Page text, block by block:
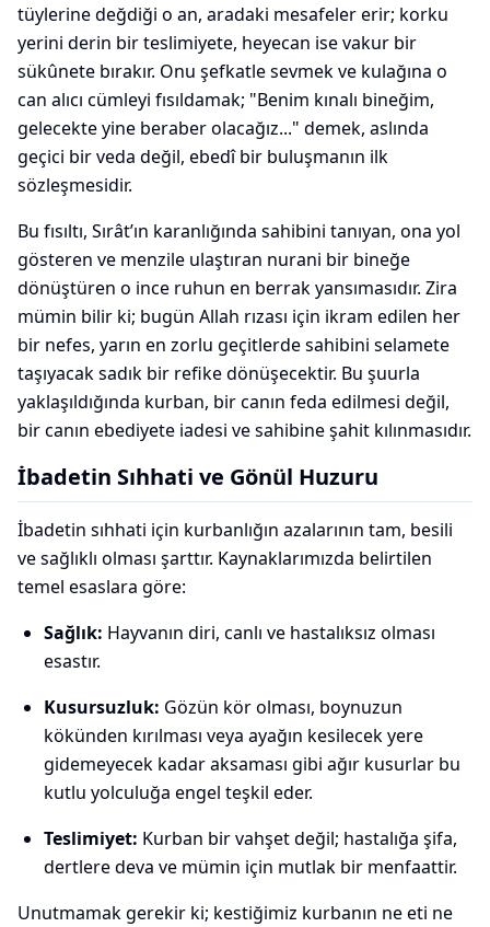
tüylerine değdiği o an, aradaki mesafeler erir; korku
yerini derin bir teslimiyete, heyecan ise vakur bir
sükûnete bırakır. Onu şefkatle sevmek ve kulağına o
can alıcı cümleyi fısıldamak; "Benim kınalı bineğim,
gelecekte yine beraber olacağız..." demek, aslında
geçici bir veda değil, ebedî bir buluşmanın ilk
sözleşmesidir.
Bu fısıltı, Sırât’ın karanlığında sahibini tanıyan, ona yol
gösteren ve menzile ulaştıran nurani bir bineğe
dönüştüren o ince ruhun en berrak yansımasıdır. Zira
mümin bilir ki; bugün Allah rızası için ikram edilen her
bir nefes, yarın en zorlu geçitlerde sahibini selamete
taşıyacak sadık bir refike dönüşecektir. Bu şuurla
yaklaşıldığında kurban, bir canın feda edilmesi değil,
bir canın ebediyete iadesi ve sahibine şahit kılınmasıdır.
İbadetin Sıhhati ve Gönül Huzuru
İbadetin sıhhati için kurbanlığın azalarının tam, besili
ve sağlıklı olması şarttır. Kaynaklarımızda belirtilen
temel esaslara göre:
Sağlık: Hayvanın diri, canlı ve hastalıksız olması
esastır.
Kusursuzluk: Gözün kör olması, boynuzun
kökünden kırılması veya ayağın kesilecek yere
gidemeyecek kadar aksaması gibi ağır kusurlar bu
kutlu yolculuğa engel teşkil eder.
Teslimiyet: Kurban bir vahşet değil; hastalığa şifa,
dertlere deva ve mümin için mutlak bir menfaattir.
Unutmamak gerekir ki; kestiğimiz kurbanın ne eti ne